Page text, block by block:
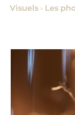
Visuels > Les